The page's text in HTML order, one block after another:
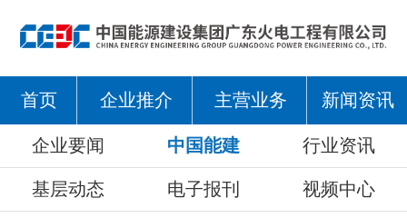
首页 企业推介 主营业务 新闻资讯
企业要闻 中国能建 行业资讯
基层动态 电子报刊 视频中心